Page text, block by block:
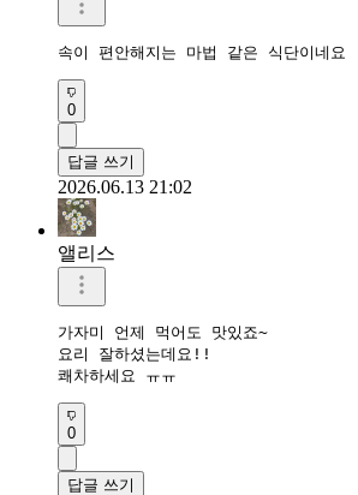
속이 편안해지는 마법 같은 식단이네요
0
답글 쓰기
2026.06.13 21:02
앨리스
가자미 언제 먹어도 맛있죠~
요리 잘하셨는데요!!
쾌차하세요 ㅠㅠ
0
답글 쓰기